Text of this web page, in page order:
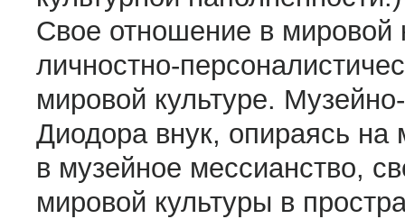
Свое отношение в мировой
личностно-
мировой культуре.
Диодора внук, опираясь на
в музейное мессианство,
мировой культуры в